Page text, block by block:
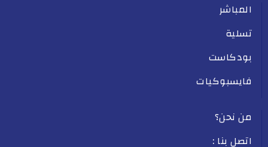
المباشر
تسلية
بودكاست
فايسبوكيات
من نحن؟
اتصل بنا :